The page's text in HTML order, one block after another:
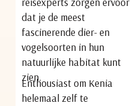
dat je de meest
fascinerende dier- en
vogelsoorten in hun
natuurlijke habitat kunt
zien.
Enthousiast om Kenia
helemaal zelf te